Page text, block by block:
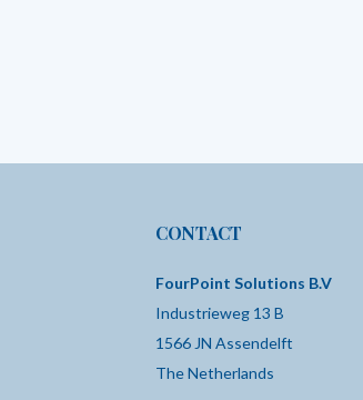
CONTACT
FourPoint Solutions B.V
Industrieweg 13 B
1566 JN Assendelft
The Netherlands